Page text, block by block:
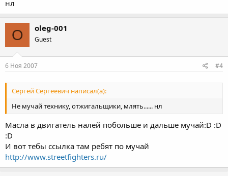
нл
O oleg-001
Guest
6 Ноя 2007 #4
Сергей Сергеевич написал(а):
Не мучай технику, отжигальщики, млять...... нл
Масла в двигатель налей побольше и дальше мучай:D :D
:D
И вот тебы ссылка там ребят по мучай
http://www.streetfighters.ru/